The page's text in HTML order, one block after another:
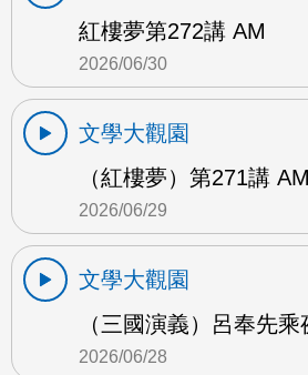
紅樓夢第272講 AM
2026/06/30
文學大觀園
（紅樓夢）第271講 AM
2026/06/29
文學大觀園
（三國演義）呂奉先
2026/06/28